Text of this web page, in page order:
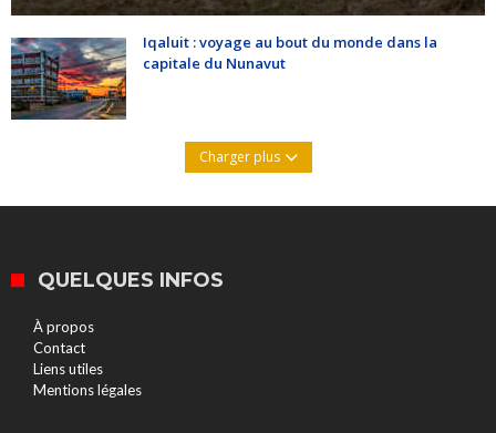
Iqaluit : voyage au bout du monde dans la
capitale du Nunavut
Charger plus
QUELQUES INFOS
À propos
Contact
Liens utiles
Mentions légales